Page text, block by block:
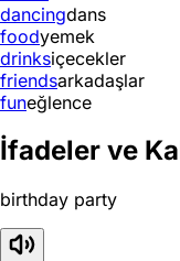
dancingdans
foodyemek
drinksiçecekler
friendsarkadaşlar
funeğlence
İfadeler ve
birthday party